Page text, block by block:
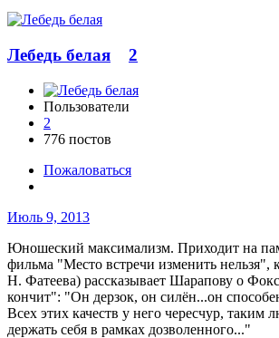
Лебедь белая 2
Пользователи
2
776 постов
Пожаловаться
Июль 9, 2013
Юношеский максимализм. Приходит на
фильма "Место встречи изменить нельзя",
Н. Фатеева) рассказывает Шарапову о
кончит": "Он дерзок, он силён...он
Всех этих качеств у него чересчур, таким
держать себя в рамках дозволенного..."